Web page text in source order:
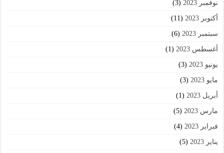
نوفمبر 2023 (3)
أكتوبر 2023 (11)
سبتمبر 2023 (6)
أغسطس 2023 (1)
يونيو 2023 (3)
مايو 2023 (3)
أبريل 2023 (1)
مارس 2023 (5)
فبراير 2023 (4)
يناير 2023 (5)